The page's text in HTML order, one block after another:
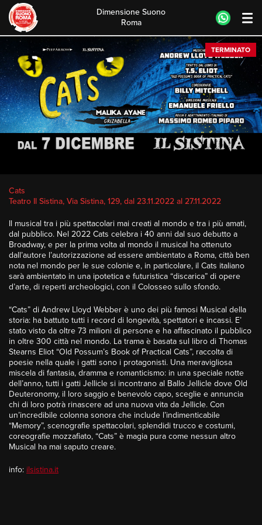
to
content
Dimensione Suono
Roma
TERMINATO
Cats
Teatro Il Sistina, Via Sistina, 129, dal 23.11.2022 al 27.11.2022
Il musical tra i più spettacolari mai creati al mondo e tra i più amati,
dal pubblico. Nel 2022 Cats celebra i 40 anni dal suo debutto a
Broadway, e per la prima volta al mondo il musical ha ottenuto
dall’autore l’autorizzazione ad essere ambientato a Roma, città ben
nota nel mondo per le sue colonie e, in particolare, il Cats italiano
sarà ambientato in una ipotetica e futuristica “discarica” di opere
d’arte, di reperti archeologici, con il Colosseo sullo sfondo.
“Cats” di Andrew Lloyd Webber è uno dei più famosi Musical della
storia: ha battuto tutti i record di longevità, spettatori e incassi. E’
stato visto da oltre 73 milioni di persone e ha affascinato il pubblico
in oltre 300 città nel mondo. La trama è basata sul libro di Thomas
Stearns Eliot “Old Possum’s Book of Practical Cats”, raccolta di
poesie nella quale i gatti sono i protagonisti. Una meravigliosa
miscela di fantasia, dramma e romanticismo: in una speciale notte
dell’anno, tutti i gatti Jellicle si incontrano al Ballo Jellicle dove Old
Deuteronomy, il loro saggio e benevolo capo, sceglie e annuncia
chi di loro potrà rinascere ad una nuova vita da Jellicle. Con
un’incredibile colonna sonora che include l’indimenticabile
“Memory”, scenografie spettacolari, splendidi trucco e costumi,
coreografie mozzafiato, “Cats” è magia pura come nessun altro
Musical ha mai saputo creare.
info: ilsistina.it